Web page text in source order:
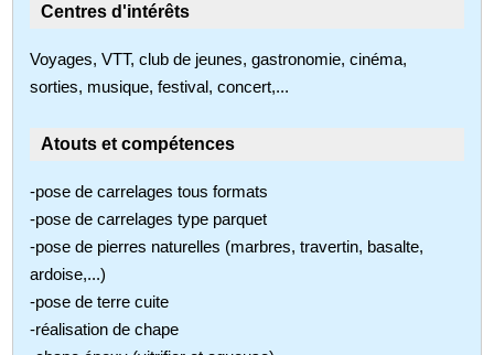
Centres d'intérêts
Voyages, VTT, club de jeunes, gastronomie, cinéma,
sorties, musique, festival, concert,...
Atouts et compétences
-pose de carrelages tous formats
-pose de carrelages type parquet
-pose de pierres naturelles (marbres, travertin, basalte,
ardoise,...)
-pose de terre cuite
-réalisation de chape